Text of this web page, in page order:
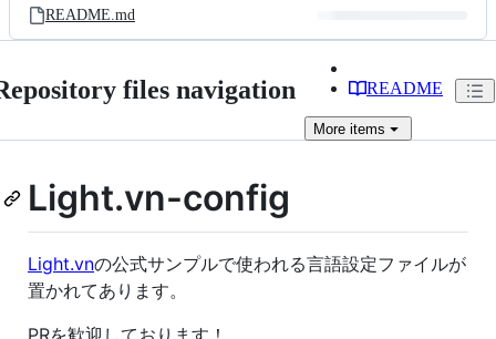
README.md
files navigation README
More items
Light.vn-config
Light.vnの公式サンプルで使われる言語設定ファイルが
置かれてあります。
PRを歓迎しております！